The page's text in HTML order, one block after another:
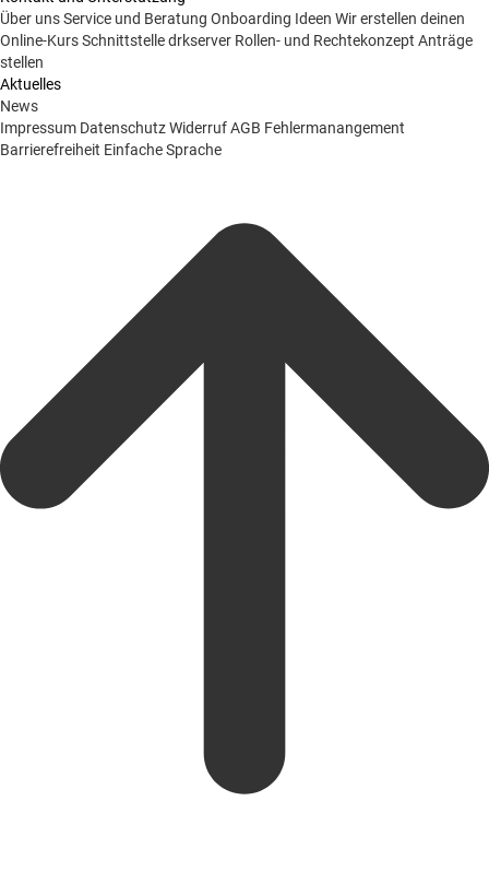
Über unsService und Beratung Onboarding Ideen Wir erstellen deinen
Online-KursSchnittstelle drkserver Rollen- und Rechtekonzept Anträge
stellen
Aktuelles
News
Impressum DatenschutzWiderrufAGB Fehlermanangement
Barrierefreiheit Einfache Sprache